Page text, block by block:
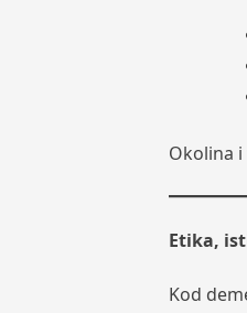
Okolina
Etika,
Kod